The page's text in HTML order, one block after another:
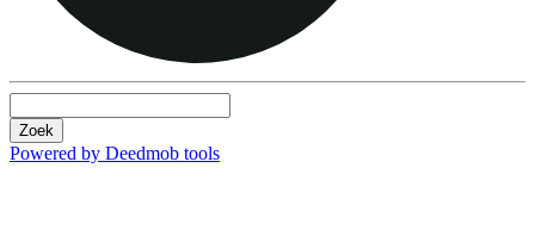
Zoek
Powered by Deedmob tools